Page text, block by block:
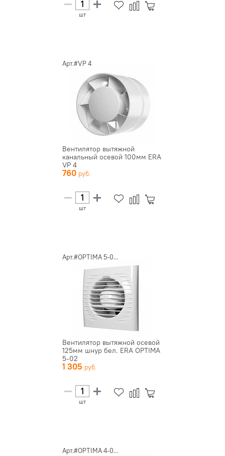
шт
Арт.#VP 4
Вентилятор вытяжной
канальный осевой 100мм ERA
VP 4
760
шт
Арт.#OPTIMA 5-0...
Вентилятор вытяжной осевой
125мм шнур бел. ERA OPTIMA
5-02
1 305
шт
Арт.#OPTIMA 4-0...